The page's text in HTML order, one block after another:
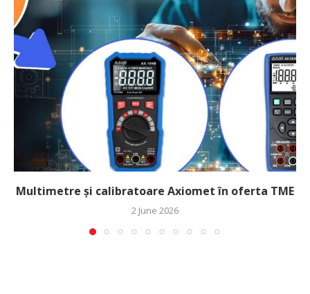
Multimetre și calibratoare Axiomet în oferta TME
2 June 2026